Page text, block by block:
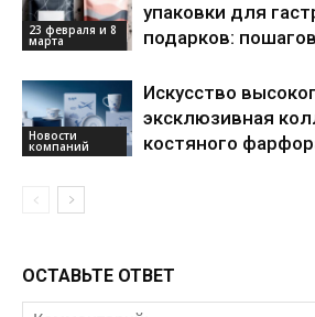
23 февраля и 8
марта
упаковки для
подарков:
Новости
компаний
Искусство
эксклюзивная
костяного
ОСТАВЬТЕ ОТВЕТ